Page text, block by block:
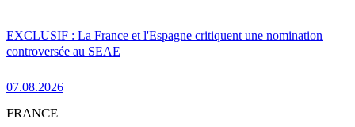
EXCLUSIF : La France et l'Espagne critiquent une nomination
controversée au SEAE
07.08.2026
FRANCE